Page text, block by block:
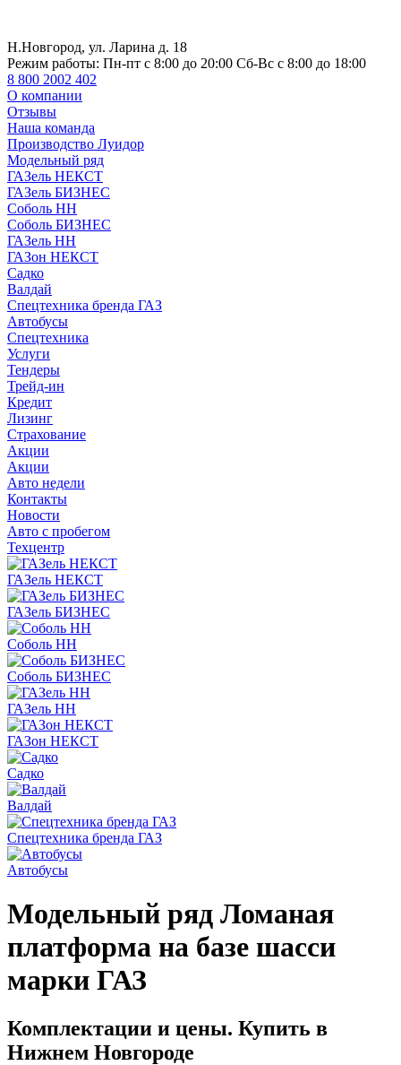
Н.Новгород, ул. Ларина д. 18
Режим работы: Пн-пт с 8:00 до 20:00 Сб-Вс с 8:00 до 18:00
8 800 2002 402
О компании
Отзывы
Наша команда
Производство Луидор
Модельный ряд
ГАЗель НЕКСТ
ГАЗель БИЗНЕС
Соболь НН
Соболь БИЗНЕС
ГАЗель НН
ГАЗон НЕКСТ
Садко
Валдай
Спецтехника бренда ГАЗ
Автобусы
Спецтехника
Услуги
Тендеры
Трейд-ин
Кредит
Лизинг
Страхование
Акции
Акции
Авто недели
Контакты
Новости
Авто с пробегом
Техцентр
ГАЗель НЕКСТ
ГАЗель БИЗНЕС
Соболь НН
Соболь БИЗНЕС
ГАЗель НН
ГАЗон НЕКСТ
Садко
Валдай
Спецтехника бренда ГАЗ
Автобусы
Модельный ряд Ломаная
платформа на базе шасси
марки ГАЗ
Комплектации и цены. Купить в
Нижнем Новгороде